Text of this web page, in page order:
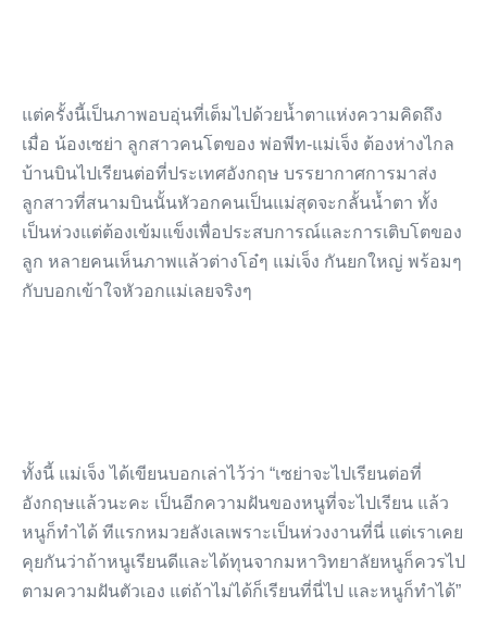
แต่ครั้งนี้เป็นภาพอบอุ่นที่เต็มไปด้วยน้ำตาแห่งความคิดถึง
เมื่อ น้องเซย่า ลูกสาวคนโตของ พ่อพีท-แม่เจ็ง ต้องห่างไกล
บ้านบินไปเรียนต่อที่ประเทศอังกฤษ บรรยากาศการมาส่ง
ลูกสาวที่สนามบินนั้นหัวอกคนเป็นแม่สุดจะกลั้นน้ำตา ทั้ง
เป็นห่วงแต่ต้องเข้มแข็งเพื่อประสบการณ์และการเติบโตของ
ลูก หลายคนเห็นภาพแล้วต่างโอ๋ๆ แม่เจ็ง กันยกใหญ่ พร้อมๆ
กับบอกเข้าใจหัวอกแม่เลยจริงๆ
ทั้งนี้ แม่เจ็ง ได้เขียนบอกเล่าไว้ว่า “เซย่าจะไปเรียนต่อที่
อังกฤษแล้วนะคะ เป็นอีกความฝันของหนูที่จะไปเรียน แล้ว
หนูก็ทำได้ ทีแรกหมวยลังเลเพราะเป็นห่วงงานที่นี่ แต่เราเคย
คุยกันว่าถ้าหนูเรียนดีและได้ทุนจากมหาวิทยาลัยหนูก็ควรไป
ตามความฝันตัวเอง แต่ถ้าไม่ได้ก็เรียนที่นี่ไป และหนูก็ทำได้”